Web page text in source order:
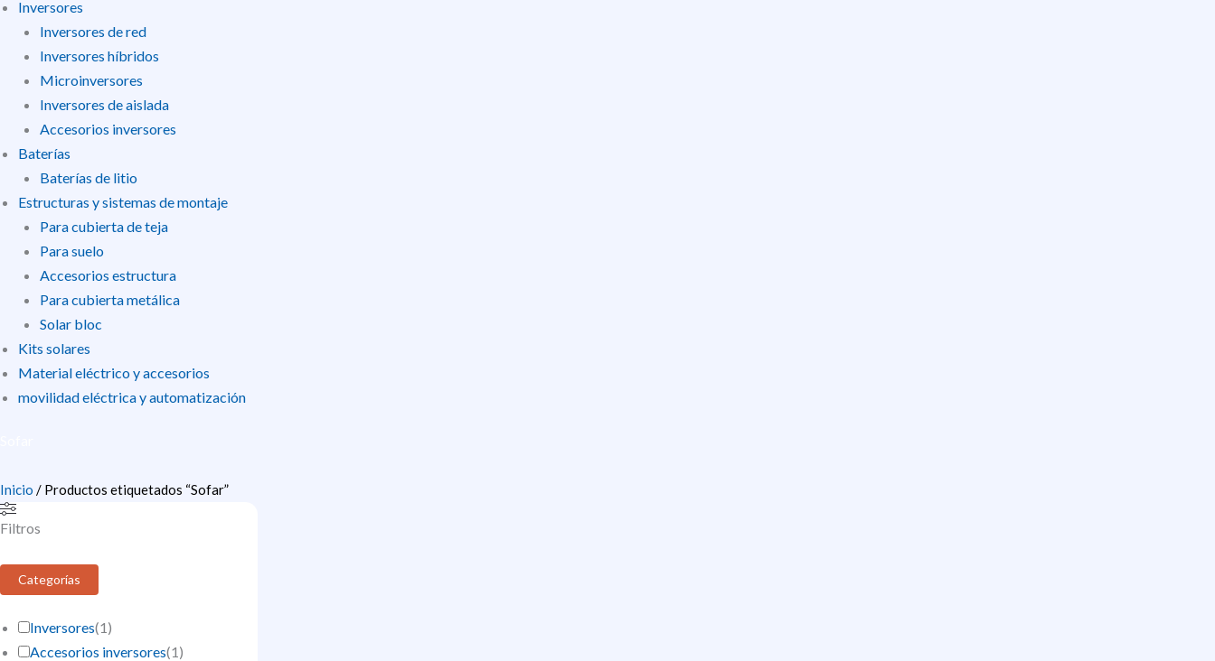
Inversores
Inversores de red
Inversores híbridos
Microinversores
Inversores de aislada
Accesorios inversores
Baterías
Baterías de litio
Estructuras y sistemas de montaje
Para cubierta de teja
Para suelo
Accesorios estructura
Para cubierta metálica
Solar bloc
Kits solares
Material eléctrico y accesorios
movilidad eléctrica y automatización
Inicio / Productos etiquetados “Sofar”
Filtros
Categorías
Inversores(1 )
Accesorios inversores(1 )